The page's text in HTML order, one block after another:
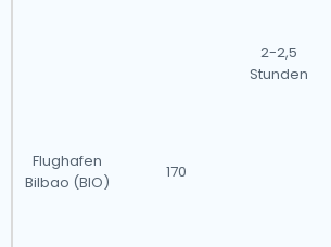
Flughafen
Bilbao (BIO)
170
2-2,5
Stunden